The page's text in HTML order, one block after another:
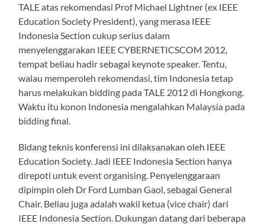
TALE atas rekomendasi Prof Michael Lightner (ex IEEE
Education Society President), yang merasa IEEE
Indonesia Section cukup serius dalam
menyelenggarakan IEEE CYBERNETICSCOM 2012,
tempat beliau hadir sebagai keynote speaker. Tentu,
walau memperoleh rekomendasi, tim Indonesia tetap
harus melakukan bidding pada TALE 2012 di Hongkong.
Waktu itu konon Indonesia mengalahkan Malaysia pada
bidding final.
Bidang teknis konferensi ini dilaksanakan oleh IEEE
Education Society. Jadi IEEE Indonesia Section hanya
direpoti untuk event organising. Penyelenggaraan
dipimpin oleh Dr Ford Lumban Gaol, sebagai General
Chair. Beliau juga adalah wakil ketua (vice chair) dari
IEEE Indonesia Section. Dukungan datang dari beberapa